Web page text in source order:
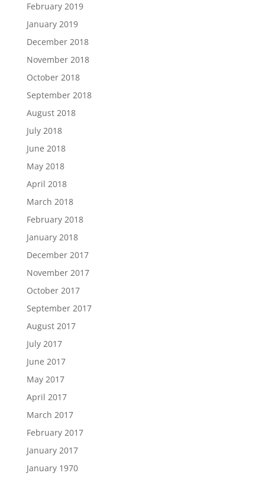
February 2019
January 2019
December 2018
November 2018
October 2018
September 2018
August 2018
July 2018
June 2018
May 2018
April 2018
March 2018
February 2018
January 2018
December 2017
November 2017
October 2017
September 2017
August 2017
July 2017
June 2017
May 2017
April 2017
March 2017
February 2017
January 2017
January 1970